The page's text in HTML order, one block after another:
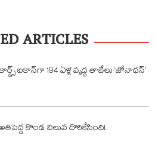
ARTICLES
ఐకాన్‌గా 194 ఏళ్ల వృద్ధ తాబేలు ‘జోనాథన్’
కొండ చిలువ దొరికేసింది!